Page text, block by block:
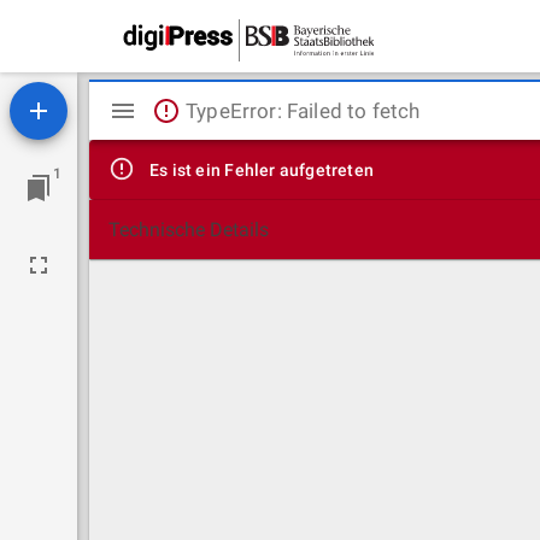
1
Mirador
Viewer
TypeError: Failed to fetch
Es ist ein Fehler aufgetreten
Technische Details